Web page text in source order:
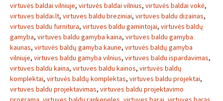
virtuvės baldai vilniuje, virtuvės baldai vilnius, virtuvės baldai vokė,
virtuves baldai.lt, virtuves baldu breziniai, virtuves baldu dizainas,
virtuves baldu furnitura, virtuves baldu gamintojai, virtuvės baldų
gamyba, virtuves baldu gamyba kaina, virtuves baldu gamyba
kaunas, virtuvės baldų gamyba kaune, virtuvės baldų gamyba
vilniuje, virtuves baldu gamyba vilnius, virtuves baldu ispardavimas,
virtuves baldu kaina, virtuves baldu kainos, virtuvės baldų
komplektai, virtuvės baldų komplektas, virtuves baldu projektai,
virtuves baldu projektavimas, virtuves baldu projektavimo